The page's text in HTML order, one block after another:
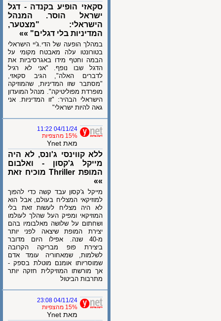
סקאזי הופיע בקנדה - דגל
ישראל הוסר. המנהל
הישראלי: "מצטער,
המדיניות בלי דגלים" »»
במהלך הופעה של הדי.ג'יי הישראלי
בטורונטו עלה מאבטח מקומי על
הבמה וחטף מידו באגרסיביות את
הדגל שבו נופף. "אני לא רגיל
לדברים האלה", הגיב סקאזי,
"מסתבר שזו המדיניות, שהמוזיקה
מופרדת מפוליטיקה". מנהל המועדון
הישראלי הבהיר: "זו המדיניות. אני
גאה להיות ישראלי"
04/11/24 11:22
15% מהצפיות
מאת Ynet
ללא קווינסי ג'ונס, לא היה
מייקל ג'קסון - ואלבום
המופת Thriller מוכיח זאת
מייקל ג'קסון עבד קשה כדי להפוך
למוזיקאי המצליח בעולם, אבל הוא
לא היה מצליח לעשות זאת בלי
המוזיקאי ומפיק העל שהלך לעולמו
ושחתום על שלושה מאלבומיו בהם
יצירת המופת שיצאה לפני יותר
מ-40 שנה. אפילו היום מדובר
ביצירת פופ מבריקה הקרובה
לשלמות, שמאחוריה עומד אדם
שמוסריותו אומנם מוטלת בספק -
אך מורשתו המוזיקלית חזקה יותר
מתרבות הביטול
04/11/24 23:08
15% מהצפיות
מאת Ynet